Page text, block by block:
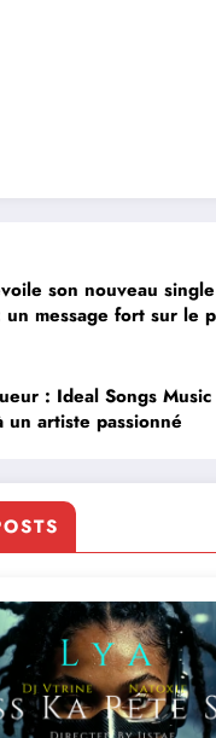
son nouveau
message fort sur le
: Ideal Songs
un artiste passionné